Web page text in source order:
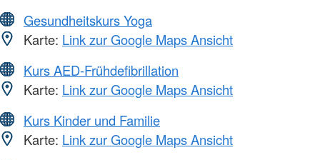
Gesundheitskurs Yoga
Karte: Link zur Google Maps Ansicht
Kurs AED-Frühdefibrillation
Karte: Link zur Google Maps Ansicht
Kurs Kinder und Familie
Karte: Link zur Google Maps Ansicht